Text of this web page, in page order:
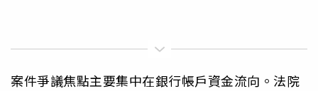
案件爭議焦點主要集中在銀行帳戶資金流向。法院